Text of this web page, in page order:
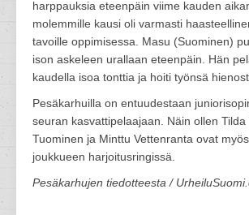
harppauksia eteenpäin viime kauden
molemmille kausi oli varmasti
tavoille oppimisessa. Masu (Suominen)
ison askeleen urallaan eteenpäin. Hän
kaudella isoa tonttia ja hoiti työnsä
Pesäkarhuilla on entuudestaan
seuran kasvattipelaajaan. Näin ollen Tilda
Tuominen ja Minttu Vettenranta ovat
joukkueen harjoitusringissä.
Pesäkarhujen tiedotteesta /